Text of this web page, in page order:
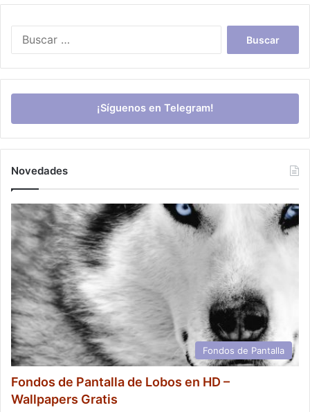
¡Síguenos en Telegram!
Novedades
Fondos de Pantalla
Fondos de Pantalla de Lobos en HD –
Wallpapers Gratis